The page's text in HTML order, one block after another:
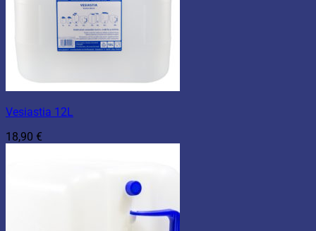
Vesiastia 12L
18,90 €